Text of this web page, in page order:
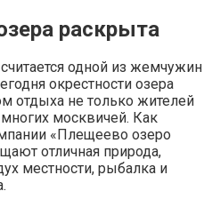
раскрыта
одной из жемчужин
окрестности озера
отдыха не только жителей
москвичей. Как
«Плещеево озеро
отличная природа,
местности, рыбалка и